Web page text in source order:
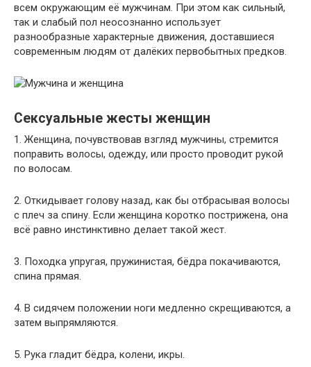
всем окружающим её мужчинам. При этом как сильный,
так и слабый пол неосознанно использует
разнообразные характерные движения, доставшиеся
современным людям от далёких первобытных предков.
Сексуальные жесты женщин
1. Женщина, почувствовав взгляд мужчины, стремится
поправить волосы, одежду, или просто проводит рукой
по волосам.
2. Откидывает голову назад, как бы отбрасывая волосы
с плеч за спину. Если женщина коротко пострижена, она
всё равно инстинктивно делает такой жест.
3. Походка упругая, пружинистая, бёдра покачиваются,
спина прямая.
4. В сидячем положении ноги медленно скрещиваются, а
затем выпрямляются.
5. Рука гладит бёдра, колени, икры.